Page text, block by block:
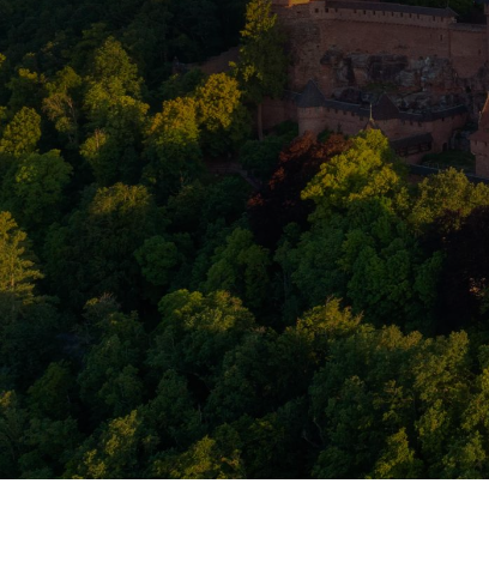
Panneau de gestion des cookies